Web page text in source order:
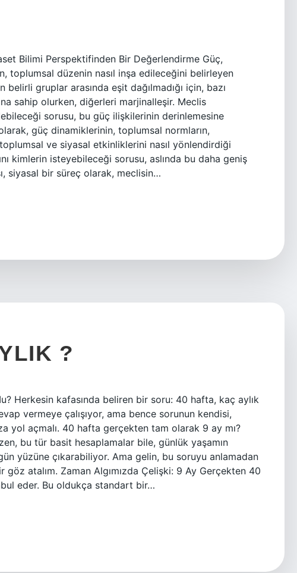
Bilimi Perspektifinden Bir Değerlendirme Güç,
toplumsal düzenin nasıl inşa edileceğini belirleyen
gruplar arasında eşit dağılmadığı için, bazı
sahip olurken, diğerleri marjinalleşir. Meclis
sorusu, bu güç ilişkilerinin derinlemesine
güç dinamiklerinin, toplumsal normların,
ve siyasal etkinliklerini nasıl yönlendirdiği
kimlerin isteyebileceği sorusu, aslında bu daha geniş
siyasal bir süreç olarak, meclisin…
?
Herkesin kafasında beliren bir soru: 40 hafta, kaç aylık
vermeye çalışıyor, ama bence sorunun kendisi,
yol açmalı. 40 hafta gerçekten tam olarak 9 ay mı?
bu tür basit hesaplamalar bile, günlük yaşamın
yüzüne çıkarabiliyor. Ama gelin, bu soruyu anlamadan
göz atalım. Zaman Algımızda Çelişki: 9 Ay Gerçekten 40
eder. Bu oldukça standart bir…